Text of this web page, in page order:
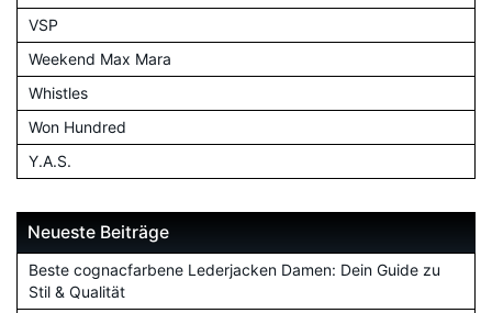
VSP
Weekend Max Mara
Whistles
Won Hundred
Y.A.S.
Neueste Beiträge
Beste cognacfarbene Lederjacken Damen: Dein Guide zu
Stil & Qualität